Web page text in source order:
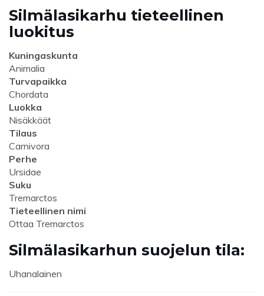
Silmälasikarhu tieteellinen
luokitus
Kuningaskunta
Animalia
Turvapaikka
Chordata
Luokka
Nisäkkäät
Tilaus
Carnivora
Perhe
Ursidae
Suku
Tremarctos
Tieteellinen nimi
Ottaa Tremarctos
Silmälasikarhun suojelun tila:
Uhanalainen